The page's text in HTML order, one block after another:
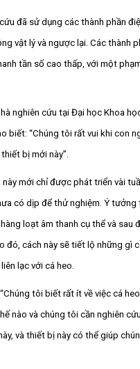
đã sử dụng các thành phần
vật lý và ngược lại. Các thành
tần số cao thấp, với một
nghiên cứu tại Đại học Khoa
biết: “Chúng tôi rất vui khi con
bị mới này”.
mới chỉ được phát triển vài
có dịp để thử nghiệm. Ý tưởng
loạt âm thanh cụ thể và sau
đó, cách này sẽ tiết lộ những gì
lạc với cá heo.
tôi biết rất ít về việc cá
nào và chúng tôi cần nghiên
và thiết bị này có thể giúp